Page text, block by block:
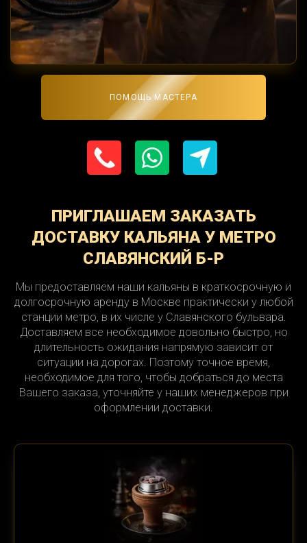
ПОМОЩЬ МАСТЕРА
ПРИГЛАШАЕМ ЗАКАЗАТЬ
ДОСТАВКУ КАЛЬЯНА У МЕТРО
СЛАВЯНСКИЙ Б-Р
Мы предоставляем наши кальяны в краткосрочную и
долгосрочную аренду в Москве практически у любой
станции метро, в их числе у Славянского бульвара.
Доставляем все необходимое довольно быстро, но
длительность ожидания напрямую зависит от
ситуации на дорогах. Поэтому точное время,
необходимое для того, чтобы добраться до места
Вашего заказа, уточняйте у наших менеджеров при
оформлении доставки.